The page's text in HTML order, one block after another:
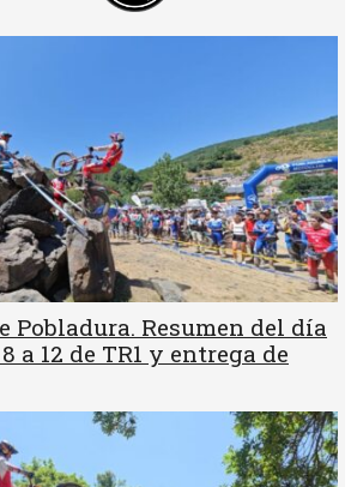
Pobladura. Resumen del día
a 12 de TR1 y entrega de